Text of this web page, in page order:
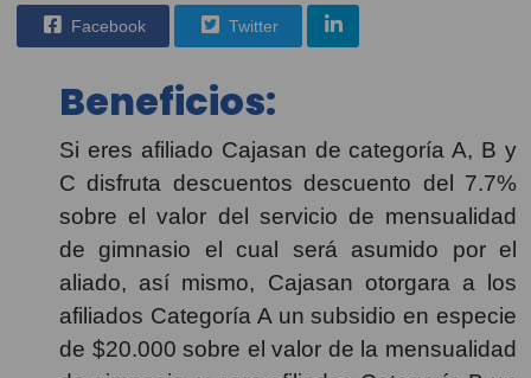
Facebook Twitter
Beneficios:
Si eres afiliado Cajasan de categoría A, B y
C disfruta descuentos descuento del 7.7%
sobre el valor del servicio de mensualidad
de gimnasio el cual será asumido por el
aliado, así mismo, Cajasan otorgara a los
afiliados Categoría A un subsidio en especie
de $20.000 sobre el valor de la mensualidad